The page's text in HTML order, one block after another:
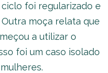
foi regularizado e
moça relata que
a utilizar o
foi um caso isolado